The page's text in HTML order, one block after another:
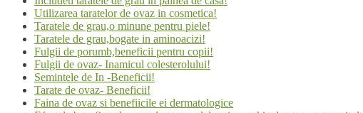
Utilizarea taratelor de ovaz in cosmetica!
Taratele de grau,o minune pentru piele!
Taratele de grau,bogate in aminoacizi!
Fulgii de porumb,beneficii pentru copii!
Fulgii de ovaz- Inamicul colesterolului!
Semintele de In -Beneficii!
Tarate de ovaz- Beneficii!
Faina de ovaz si benefiicile ei dermatologice